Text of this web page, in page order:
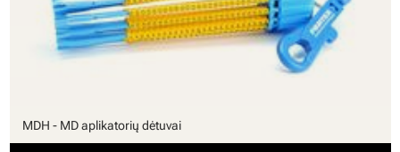
MDH - MD aplikatorių dėtuvai